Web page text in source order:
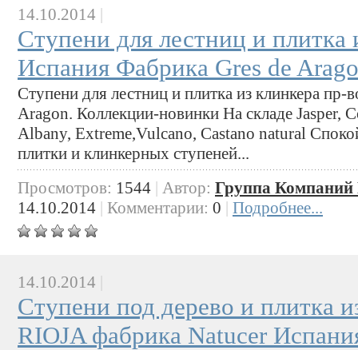
14.10.2014 |
Ступени для лестниц и плитка
Испания Фабрика Gres de
Ступени для лестниц и плитка из клинкера
Aragon. Коллекции-новинки На складе Jasper,
Albany, Extreme,Vulcano, Castano natural
плитки и клинкерных ступеней...
Просмотров: 1544 | Автор: Группа Компаний
14.10.2014 | Комментарии: 0 | Подробнее...
14.10.2014
Ступени под дерево и плитка
RIOJA фабрика Natucer